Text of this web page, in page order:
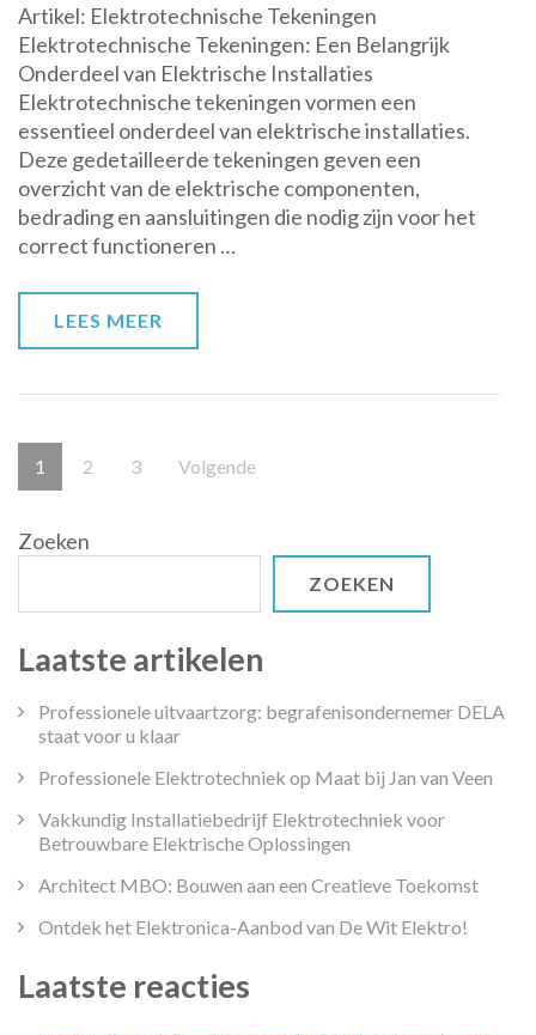
Belang
van
een
Gedetailleerde
Elektrotechnische
Tekening
Artikel: Elektrotechnische Tekeningen
Elektrotechnische Tekeningen: Een Belangrijk
Onderdeel van Elektrische Installaties
Elektrotechnische tekeningen vormen een
essentieel onderdeel van elektrische installaties.
Deze gedetailleerde tekeningen geven een
overzicht van de elektrische componenten,
bedrading en aansluitingen die nodig zijn voor het
correct functioneren …
LEES MEER
Berichten
paginering
Pagina
1 Pagina
2 Pagina
3 Volgende
Zoeken
ZOEKEN
Laatste artikelen
Professionele uitvaartzorg: begrafenisondernemer DELA
staat voor u klaar
Professionele Elektrotechniek op Maat bij Jan van Veen
Vakkundig Installatiebedrijf Elektrotechniek voor
Betrouwbare Elektrische Oplossingen
Architect MBO: Bouwen aan een Creatieve Toekomst
Ontdek het Elektronica-Aanbod van De Wit Elektro!
Laatste reacties